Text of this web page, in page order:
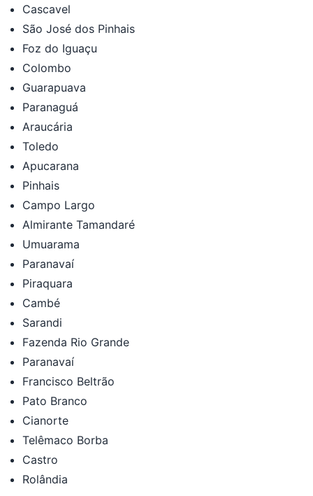
Cascavel
São José dos Pinhais
Foz do Iguaçu
Colombo
Guarapuava
Paranaguá
Araucária
Toledo
Apucarana
Pinhais
Campo Largo
Almirante Tamandaré
Umuarama
Paranavaí
Piraquara
Cambé
Sarandi
Fazenda Rio Grande
Paranavaí
Francisco Beltrão
Pato Branco
Cianorte
Telêmaco Borba
Castro
Rolândia